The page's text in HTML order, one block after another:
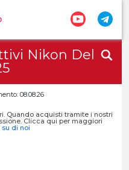
Nikon Del
08.08.26
Quando acquisti tramite i nostri
Clicca qui per maggiori
su di noi